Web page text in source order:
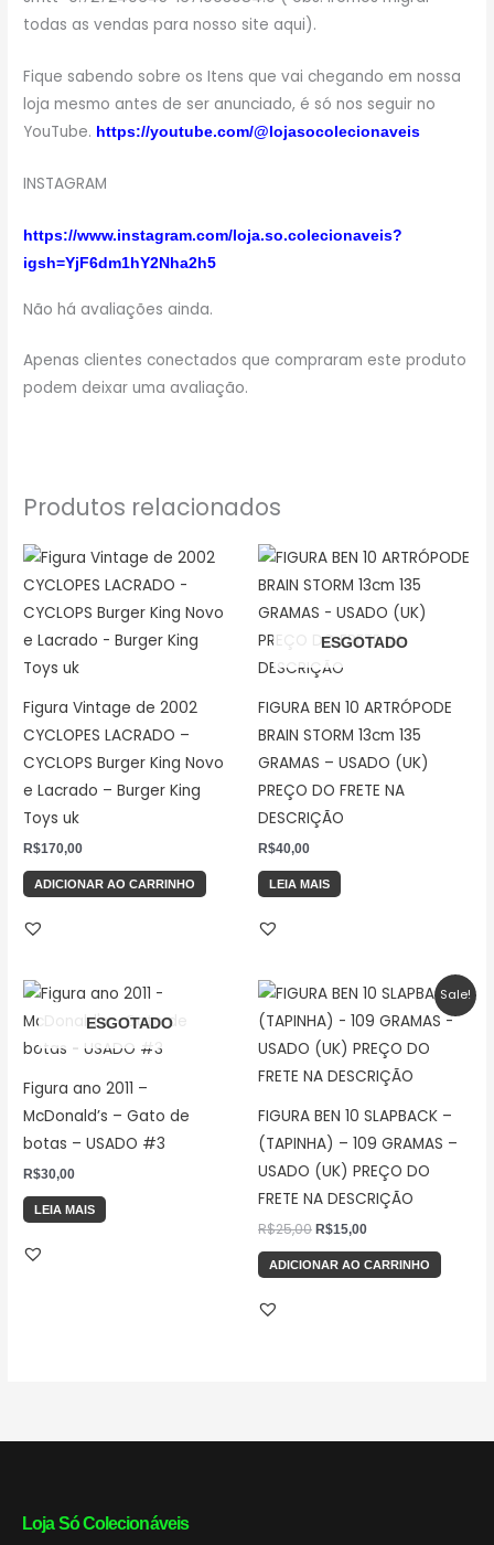
todas as vendas para nosso site aqui).
Fique sabendo sobre os Itens que vai chegando em nossa
loja mesmo antes de ser anunciado, é só nos seguir no
YouTube. https://youtube.com/@lojasocolecionaveis
INSTAGRAM
https://www.instagram.com/loja.so.colecionaveis?
igsh=YjF6dm1hY2Nha2h5
Não há avaliações ainda.
Apenas clientes conectados que compraram este produto
podem deixar uma avaliação.
Produtos relacionados
Figura Vintage de 2002
CYCLOPES LACRADO –
CYCLOPS Burger King Novo
e Lacrado – Burger King
Toys uk
R$170,00
ADICIONAR AO CARRINHO
ESGOTADO
FIGURA BEN 10 ARTRÓPODE
BRAIN STORM 13cm 135
GRAMAS – USADO (UK)
PREÇO DO FRETE NA
DESCRIÇÃO
R$40,00
LEIA MAIS
ESGOTADO
Figura ano 2011 –
McDonald’s – Gato de
botas – USADO #3
R$30,00
LEIA MAIS
Sale!
FIGURA BEN 10 SLAPBACK –
(TAPINHA) – 109 GRAMAS –
USADO (UK) PREÇO DO
FRETE NA DESCRIÇÃO
R$25,00
O
original
era:
R$25,00.
R$15,00
O
atual
é:
R$15,00.
ADICIONAR AO CARRINHO
Loja Só Colecionáveis